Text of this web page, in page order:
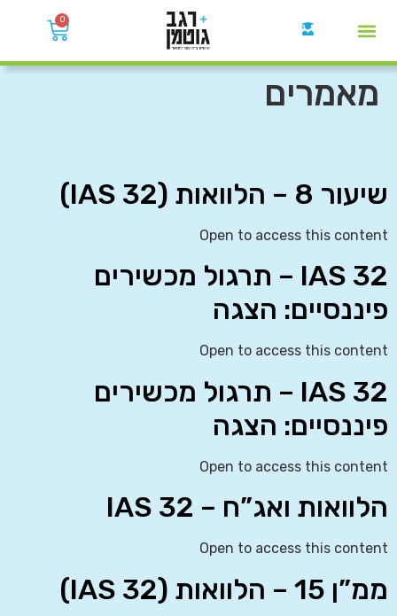
0
מאמרים
שיעור 8 – הלוואות (IAS 32)
Open to access this content
IAS 32 – תרגול מכשירים
פיננסיים: הצגה
Open to access this content
IAS 32 – תרגול מכשירים
פיננסיים: הצגה
Open to access this content
הלוואות ואג”ח – IAS 32
Open to access this content
ממ”ן 15 – הלוואות (IAS 32)